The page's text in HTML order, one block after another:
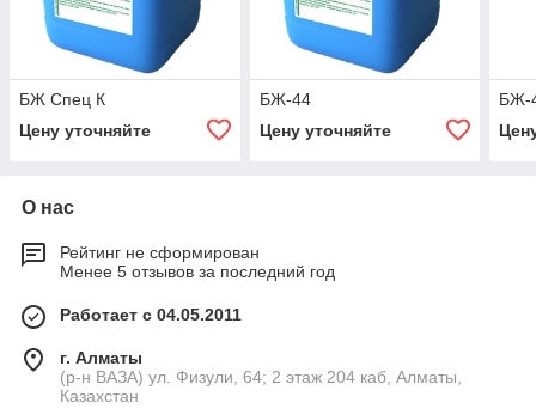
БЖ Спец К
Цену уточняйте
БЖ-44
Цену уточняйте
БЖ-
О нас
Рейтинг не сформирован
Менее 5 отзывов за последний год
Работает с 04.05.2011
г. Алматы
(р-н ВАЗА) ул. Физули, 64; 2 этаж 204 каб, Алматы,
Казахстан